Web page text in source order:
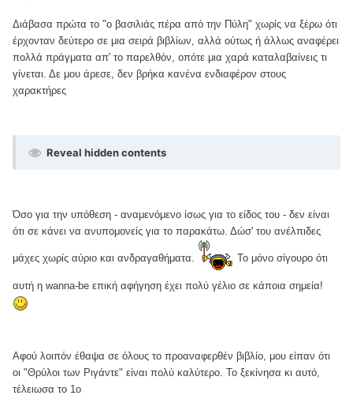
Διάβασα πρώτα το "ο βασιλιάς πέρα από την Πύλη" χωρίς να ξέρω ότι
έρχονταν δεύτερο σε μια σειρά βιβλίων, αλλά ούτως ή άλλως αναφέρει
πολλά πράγματα απ' το παρελθόν, οπότε μια χαρά καταλαβαίνεις τι
γίνεται. Δε μου άρεσε, δεν βρήκα κανένα ενδιαφέρον στους
χαρακτήρες
Reveal hidden contents
Όσο για την υπόθεση - αναμενόμενο ίσως για το είδος του - δεν είναι
ότι σε κάνει να ανυπομονείς για το παρακάτω. Δώσ' του ανέλπιδες
μάχες χωρίς αύριο και ανδραγαθήματα. Το μόνο σίγουρο ότι
αυτή η wanna-be επική αφήγηση έχει πολύ γέλιο σε κάποια σημεία!
Αφού λοιπόν έθαψα σε όλους το προαναφερθέν βιβλίο, μου είπαν ότι
οι "Θρύλοι των Ριγάντε" είναι πολύ καλύτερο. Το ξεκίνησα κι αυτό,
τέλειωσα το 1ο